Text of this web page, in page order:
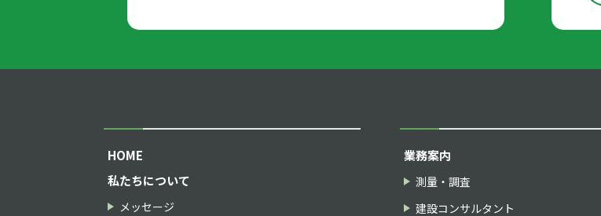
HOME
私たちについて
メッセージ
業務案内
測量・調査
建設コンサルタント